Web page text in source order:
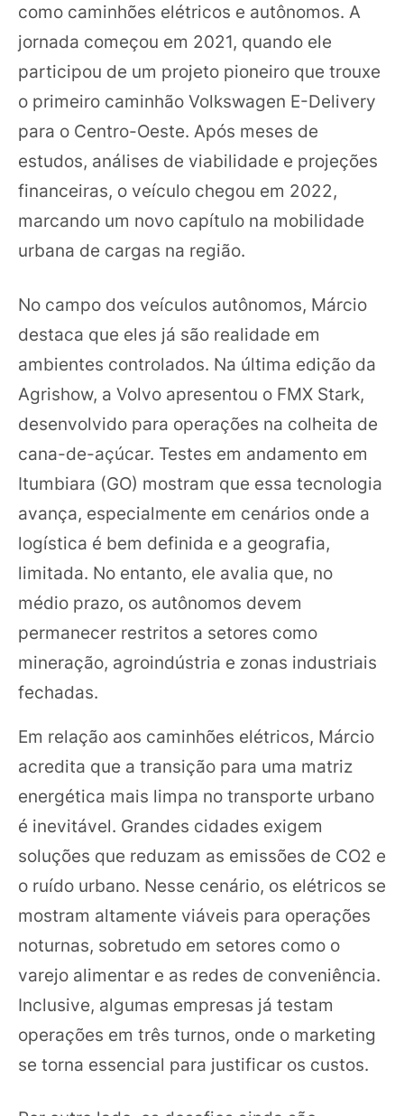
como caminhões elétricos e autônomos. A
jornada começou em 2021, quando ele
participou de um projeto pioneiro que trouxe
o primeiro caminhão Volkswagen E-Delivery
para o Centro-Oeste. Após meses de
estudos, análises de viabilidade e projeções
financeiras, o veículo chegou em 2022,
marcando um novo capítulo na mobilidade
urbana de cargas na região.
No campo dos veículos autônomos, Márcio
destaca que eles já são realidade em
ambientes controlados. Na última edição da
Agrishow, a Volvo apresentou o FMX Stark,
desenvolvido para operações na colheita de
cana-de-açúcar. Testes em andamento em
Itumbiara (GO) mostram que essa tecnologia
avança, especialmente em cenários onde a
logística é bem definida e a geografia,
limitada. No entanto, ele avalia que, no
médio prazo, os autônomos devem
permanecer restritos a setores como
mineração, agroindústria e zonas industriais
fechadas.
Em relação aos caminhões elétricos, Márcio
acredita que a transição para uma matriz
energética mais limpa no transporte urbano
é inevitável. Grandes cidades exigem
soluções que reduzam as emissões de CO2 e
o ruído urbano. Nesse cenário, os elétricos se
mostram altamente viáveis para operações
noturnas, sobretudo em setores como o
varejo alimentar e as redes de conveniência.
Inclusive, algumas empresas já testam
operações em três turnos, onde o marketing
se torna essencial para justificar os custos.